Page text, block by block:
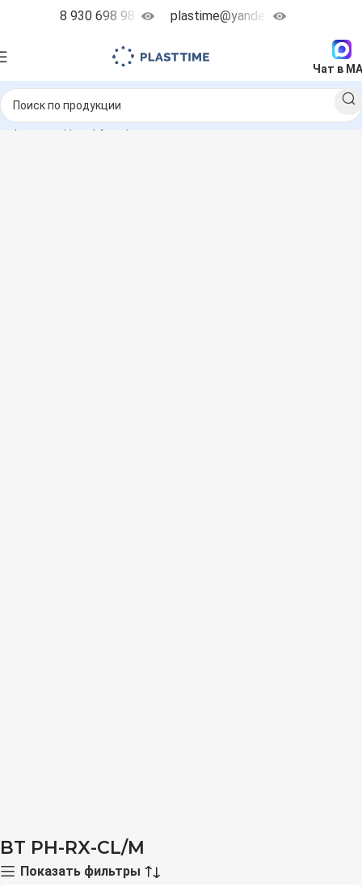
8 930 698 98 38 plastime@yandex.ru
Чат в
дозирующие насосы Etatron BT BT PH-RX-CL/M
BT PH-RX-CL/M
Показать фильтры